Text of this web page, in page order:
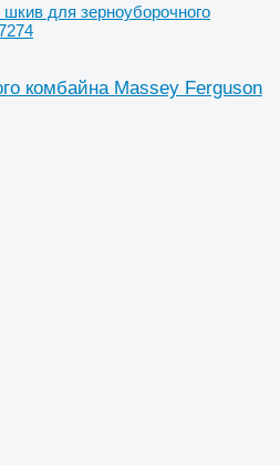
шкив для зерноуборочного
комбайна Massey Ferguson